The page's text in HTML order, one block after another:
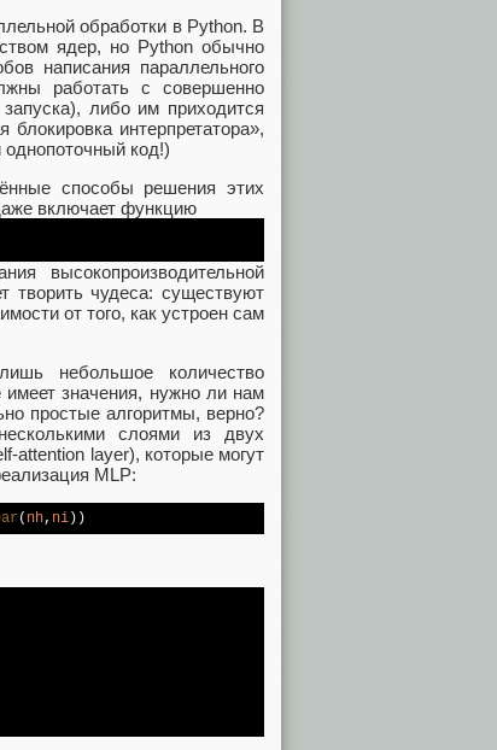
обработки в Python. В
ядер, но Python обычно
написания параллельного
работать с совершенно
либо им приходится
интерпретатора»,
однопоточный код!)
способы решения этих
включает функцию
высокопроизводительной
творить чудеса: существуют
от того, как устроен сам
небольшое количество
значения, нужно ли нам
простые алгоритмы, верно?
слоями из двух
attention layer), которые могут
MLP:
( nh, ni ))